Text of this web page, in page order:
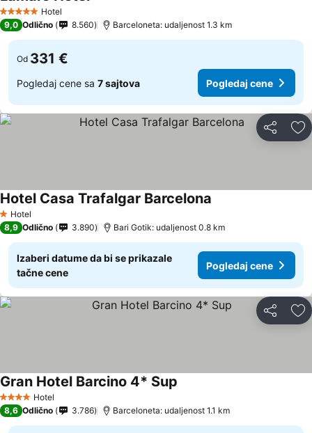
5 ZvezdiceHotel
Pogledaj cene
9,0 Odlično 8.560 Barceloneta: udaljenost 1.3 km
Od 331 €
Pogledaj cene sa 7 sajtova Pogledaj cene
Deli
1 Zvezdice
Hotel
Hotel Casa Trafalgar Barcelona
8,9 Odlično 3.890 Bari Gotik: udaljenost 0.8 km
Izaberi datume da bi se prikazale
tačne cene
Pogledaj cene
Deli
4 ZvezdiceHotel
Gran Hotel Barcino 4* Sup
8,6 Odlično 3.786 Barceloneta: udaljenost 1.1 km